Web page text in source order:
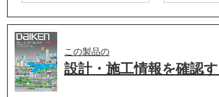
この製品の
設計・施工情報を確認